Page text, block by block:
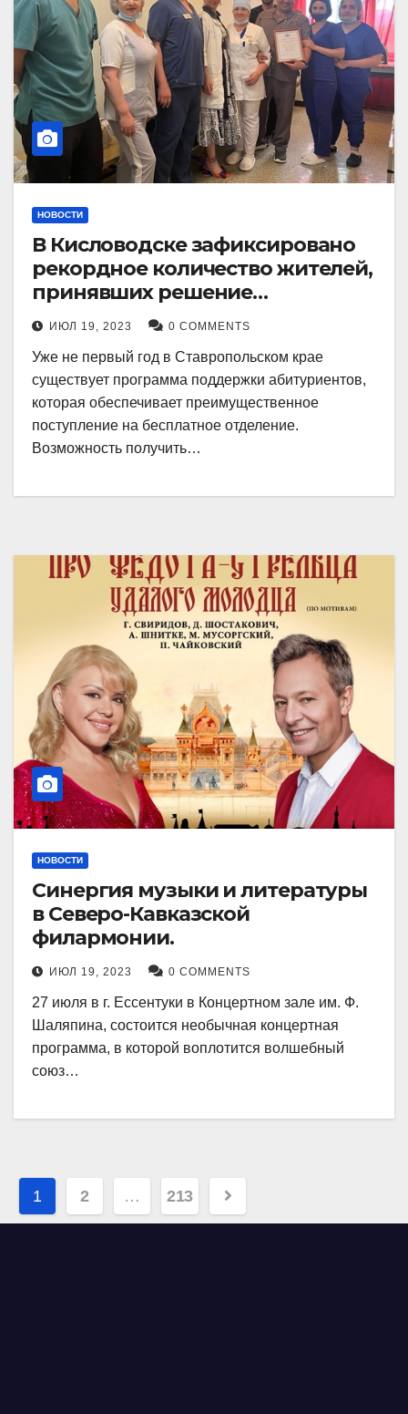
НОВОСТИ
В Кисловодске зафиксировано
рекордное количество жителей,
принявших решение
воспользоваться
установленными мерами, с
целью поступления в
медицинский вуз в районе.
ИЮЛ 19, 2023 0 COMMENTS
Уже не первый год в Ставропольском крае
существует программа поддержки абитуриентов,
которая обеспечивает преимущественное
поступление на бесплатное отделение.
Возможность получить…
НОВОСТИ
Синергия музыки и литературы
в Северо-Кавказской
филармонии.
ИЮЛ 19, 2023 0 COMMENTS
27 июля в г. Ессентуки в Концертном зале им. Ф.
Шаляпина, состоится необычная концертная
программа, в которой воплотится волшебный
союз…
Навигация
по
1 2 … 213